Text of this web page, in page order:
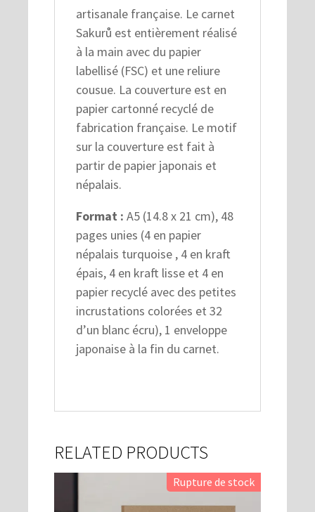
artisanale française. Le carnet
Sakurů est entièrement réalisé
à la main avec du papier
labellisé (FSC) et une reliure
cousue. La couverture est en
papier cartonné recyclé de
fabrication française. Le motif
sur la couverture est fait à
partir de papier japonais et
népalais.
Format : A5 (14.8 x 21 cm), 48
pages unies (4 en papier
népalais turquoise , 4 en kraft
épais, 4 en kraft lisse et 4 en
papier recyclé avec des petites
incrustations colorées et 32
d’un blanc écru), 1 enveloppe
japonaise à la fin du carnet.
RELATED PRODUCTS